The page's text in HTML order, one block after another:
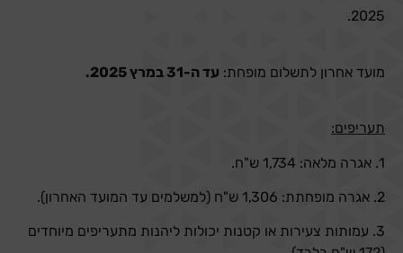
2025.
מועד אחרון לתשלום מופחת: עד ה-31 במרץ 2025.
תעריפים:
1. אגרה מלאה: 1,734 ש"ח.
2. אגרה מופחתת: 1,306 ש"ח (למשלמים עד המועד האחרון).
3. עמותות צעירות או קטנות יכולות ליהנות מתעריפים מיוחדים